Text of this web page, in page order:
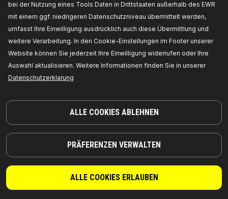
bei der Nutzung eines Tools Daten in Drittstaaten außerhalb des EWR
mit einem ggf. niedrigeren Datenschutzniveau übermittelt werden,
umfasst Ihre Einwilligung ausdrücklich auch diese Übermittlung und
weitere Verarbeitung. In den Cookie-Einstellungen im Footer unserer
Website können Sie jederzeit Ihre Einwilligung widerrufen oder Ihre
Auswahl aktualisieren. Weitere Informationen finden Sie in unserer
Datenschutzerklarung
ALLE COOKIES ABLEHNEN
PRÄFERENZEN VERWALTEN
ALLE COOKIES ERLAUBEN
JOSEF-ORLOPP-STRASSE 55
10365 BERLIN
PRODUKTE PARTNERSCHAFT
Händler